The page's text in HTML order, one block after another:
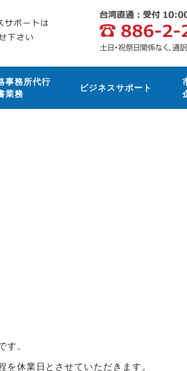
事務所代行
業務
ビジネスサポート
す。
休業日とさせていただきます。